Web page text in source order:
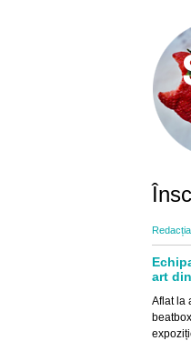
Redacția
art
Aflat la